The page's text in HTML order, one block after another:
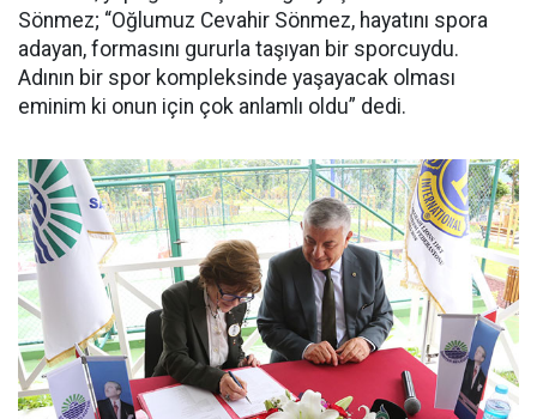
Sönmez; “Oğlumuz Cevahir Sönmez, hayatını spora
adayan, formasını gururla taşıyan bir sporcuydu.
Adının bir spor kompleksinde yaşayacak olması
eminim ki onun için çok anlamlı oldu” dedi.